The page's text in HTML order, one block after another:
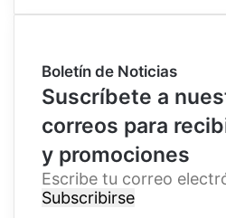
Boletín de Noticias
Suscríbete a
correos para
y promociones
E
s